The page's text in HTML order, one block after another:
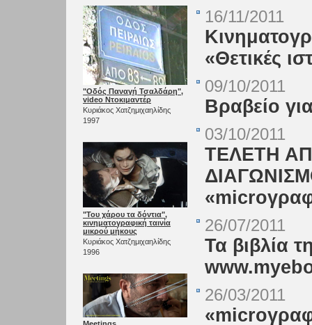
"Οδός Παναγή Τσαλδάρη",
video Ντοκιμαντέρ
Κυριάκος Χατζημιχαηλίδης
1997
"Του χάρου τα δόντια",
κινηματογραφική ταινία
μικρού μήκους
Κυριάκος Χατζημιχαηλίδης
1996
Meetings
16/11/2011
«Θετικές
09/10/2011
Βραβείο
03/10/2011
ΤΕΛΕΤΗ
26/07/2011
Τα βιβλία
26/03/2011